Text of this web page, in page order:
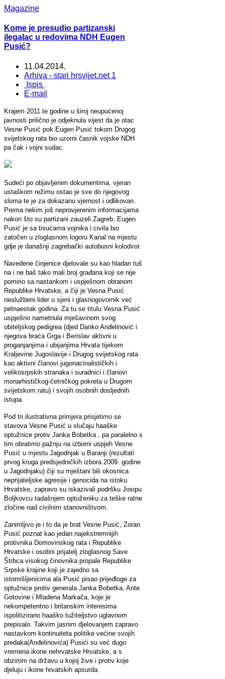
Magazine
Kome je presudio partizanski
ilegalac u redovima NDH Eugen
Pusić?
11.04.2014.
Arhiva - stari hrsvijet.net 1
Ispis
E-mail
Krajem 2011.te godine u široj neupućenoj
javnosti prilično je odjeknula vijest da je otac
Vesne Pusić pok.Eugen Pusić tokom Drugog
svijetskog rata bio uzorni časnik vojske NDH
pa čak i vojni sudac.
Sudeći po objavljenim dokumentima, vjeran
ustaškom režimu ostao je sve do njegovog
sloma te je za dokazanu vjernost i odlikovan.
Prema nekim još neprovjerenim informacijama
nakon što su partizani zauzeli Zagreb, Eugen
Pusić je sa tisućama vojnika i civila bio
zatočen u zloglasnom logoru Kanal na mjestu
gdje je današnji zagrebački autobusni kolodvor.
Navedene činjenice djelovale su kao hladan tuš
na i ne baš tako mali broj građana koji se nije
pomirio sa nastankom i uspješnom obranom
Republike Hrvatske, a čiji je Vesna Pusić
neslužbeni lider u sjeni i glasnogovornik već
petnaestak godina. Za tu se titulu Vesna Pusić
uspješno nametnula mješavinom svog
obiteljskog pedigrea (djed Danko Anđelinović i
njegova braća Grga i Berislav aktivni u
proganjanjima i ubijanjima Hrvata tijekom
Kraljevine Jugoslavije i Drugog svijetskog rata
kao aktivni članovi jugonacinalističkih i
velikosrpskih stranaka i suradnici i članovi
monarhističkog-četničkog pokreta u Drugom
svijetskom ratu) i svojih osobnih dosljednih
istupa.
Pod tri ilustrativna primjera prisjetimo se
stavova Vesne Pusić u slučaju haaške
optužnice protiv Janka Bobetka , pa paralelno s
tim obratimo pažnju na izborni uspjeh Vesne
Pusić u mjestu Jagodnjak u Baranji (rezultati
prvog kruga predsjedničkih izbora 2009. godine
u Jagodnjaku) čiji su mještani bili okosnica
neprijateljske agresije i genocida na istoku
Hrvatske, zapravo su iskazivali podršku Josipu
Boljkovcu tadašnjem optuženiku za teške ratne
zločine nad civilnim stanovništvom.
Zanimljivo je i to da je brat Vesne Pusić, Zoran
Pusić poznat kao jedan najekstremnijih
protivnika Domovinskog rata i Republike
Hrvatske i osobni prijatelj zloglasnog Save
Štrbca visokog činovnika propale Republike
Srpske krajine koji je zajedno sa
istomišljenicima ala Pusić pisao prijedloge za
optužnice protiv generala Janka Bobetka, Ante
Gotovine i Mladena Markača, koje je
nekompetentno i britanskim interesima
ispolitizirano haaško tužiteljstvo uglavnom
prepisalo. Takvim jasnim djelovanjem zapravo
nastavkom kontinuiteta politike većine svojih
predaka(Anđelinovića) Pusići su već dugo
vremena ikone nehrvatske Hrvatske, a s
obzirom na državu u kojoj žive i protiv koje
djeluju i ikone hrvatskih apsurda.